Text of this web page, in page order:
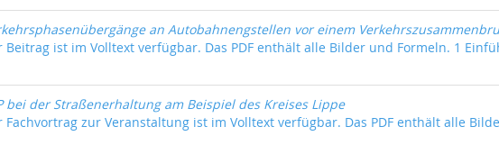
an Autobahnengstellen vor einem
Beitrag ist im Volltext verfügbar. Das PDF enthält alle Bilder und Formeln. 1
bei der Straßenerhaltung am Beispiel des Kreises Lippe
Fachvortrag zur Veranstaltung ist im Volltext verfügbar. Das PDF enthält alle